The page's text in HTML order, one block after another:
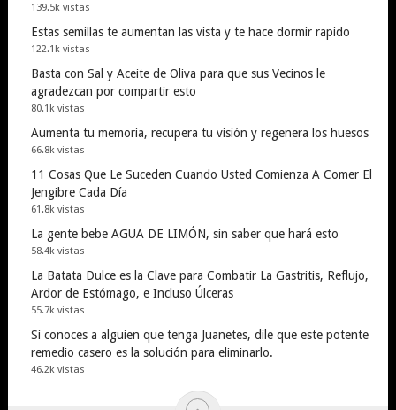
139.5k vistas
Estas semillas te aumentan las vista y te hace dormir rapido
122.1k vistas
Basta con Sal y Aceite de Oliva para que sus Vecinos le
agradezcan por compartir esto
80.1k vistas
Aumenta tu memoria, recupera tu visión y regenera los huesos
66.8k vistas
11 Cosas Que Le Suceden Cuando Usted Comienza A Comer El
Jengibre Cada Día
61.8k vistas
La gente bebe AGUA DE LIMÓN, sin saber que hará esto
58.4k vistas
La Batata Dulce es la Clave para Combatir La Gastritis, Reflujo,
Ardor de Estómago, e Incluso Úlceras
55.7k vistas
Si conoces a alguien que tenga Juanetes, dile que este potente
remedio casero es la solución para eliminarlo.
46.2k vistas